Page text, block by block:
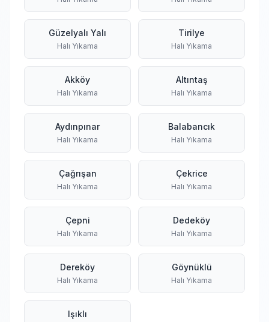
Güzelyalı Yalı
Halı Yıkama
Tirilye
Halı Yıkama
Akköy
Halı Yıkama
Altıntaş
Halı Yıkama
Aydınpınar
Halı Yıkama
Balabancık
Halı Yıkama
Çağrışan
Halı Yıkama
Çekrice
Halı Yıkama
Çepni
Halı Yıkama
Dedeköy
Halı Yıkama
Dereköy
Halı Yıkama
Göynüklü
Halı Yıkama
Işıklı